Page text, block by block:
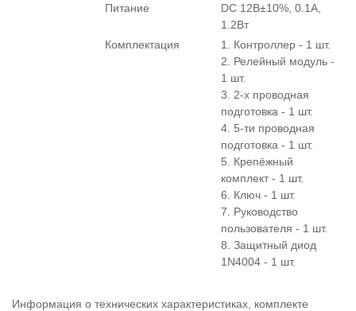
Питание
DC 12В±10%, 0.1А,
1.2Вт
Комплектация
1. Контроллер - 1 шт.
2. Релейный модуль -
1 шт.
3. 2-x проводная
подготовка - 1 шт.
4. 5-ти проводная
подготовка - 1 шт.
5. Крепёжный
комплект - 1 шт.
6. Ключ - 1 шт.
7. Руководство
пользователя - 1 шт.
8. Защитный диод
1N4004 - 1 шт.
Информация о технических характеристиках, комплекте